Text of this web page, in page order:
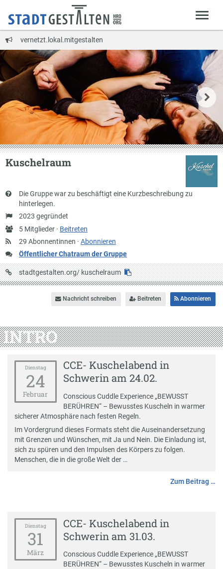
vernetzt.lokal.mitgestalten
Kuschelraum
Kurzbeschreibung
Die Gruppe war zu beschäftigt eine Kurzbeschreibung zu
hinterlegen.
Gründung
2023 gegründet
Anzahl
Mitglieder
5 Mitglieder · Beitreten
29 Abonnentinnen ·Abonnieren
Öffentlicher Chatraum der Gruppe
URL
auf
stadtgestalten.org/ kuschelraum
Nachricht schreiben Beitreten Abonnieren
INTRO
Dienstag
24
Februar
CCE- Kuschelabend in
Schwerin am 24.02.
Conscious Cuddle Experience „BEWUSST
BERÜHREN“ – Bewusstes Kuscheln in warmer
sicherer Atmosphäre nach festen Regeln.
Im Vordergrund dieses Formats steht die Auseinandersetzung
mit Grenzen und Wünschen, mit Ja und Nein. Die Einladung ist,
sich zu spüren und den Impulsen des Körpers zu folgen.
Menschen, die in die große Welt der …
Zum Beitrag …
Dienstag
31
März
CCE- Kuschelabend in
Schwerin am 31.03.
Conscious Cuddle Experience „BEWUSST
BERÜHREN“ – Bewusstes Kuscheln in warmer